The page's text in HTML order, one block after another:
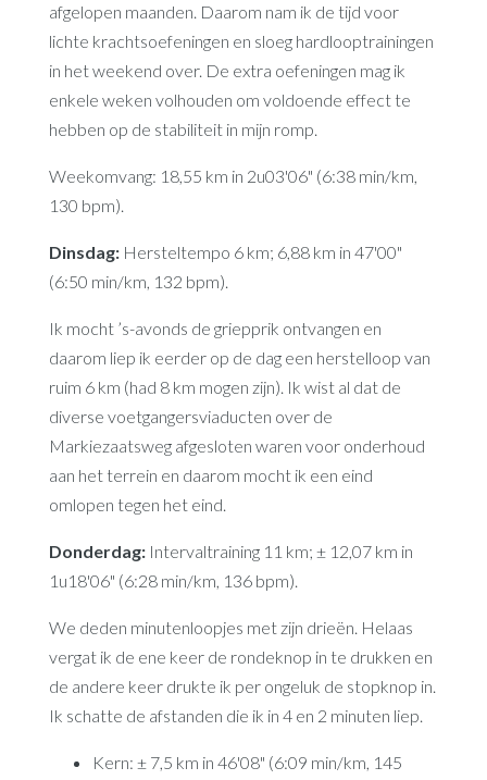
afgelopen maanden. Daarom nam ik de tijd voor
lichte krachtsoefeningen en sloeg hardlooptrainingen
in het weekend over. De extra oefeningen mag ik
enkele weken volhouden om voldoende effect te
hebben op de stabiliteit in mijn romp.
Weekomvang: 18,55 km in 2u03'06" (6:38 min/km,
130 bpm).
Dinsdag:Hersteltempo 6 km; 6,88 km in 47'00"
(6:50 min/km, 132 bpm).
Ik mocht ’s-avonds de griepprik ontvangen en
daarom liep ik eerder op de dag een herstelloop van
ruim 6 km (had 8 km mogen zijn). Ik wist al dat de
diverse voetgangersviaducten over de
Markiezaatsweg afgesloten waren voor onderhoud
aan het terrein en daarom mocht ik een eind
omlopen tegen het eind.
Donderdag:Intervaltraining 11 km; ± 12,07 km in
1u18'06" (6:28 min/km, 136 bpm).
We deden minutenloopjes met zijn drieën. Helaas
vergat ik de ene keer de rondeknop in te drukken en
de andere keer drukte ik per ongeluk de stopknop in.
Ik schatte de afstanden die ik in 4 en 2 minuten liep.
Kern: ± 7,5 km in 46'08" (6:09 min/km, 145